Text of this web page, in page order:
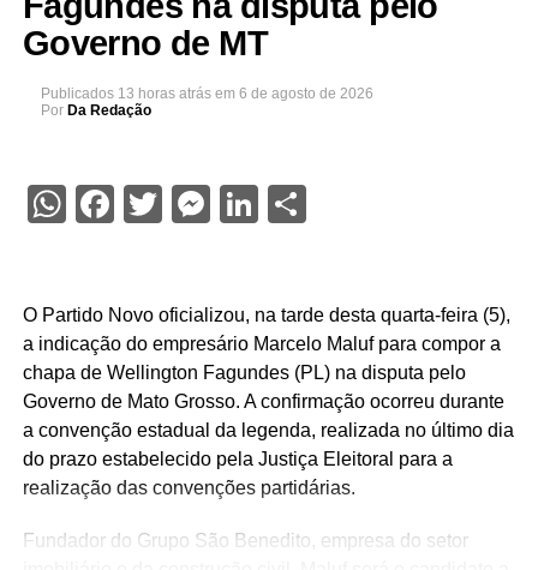
Governo de MT
Publicados 13 horas atrás em 6 de agosto de 2026
Por Da Redação
WhatsApp
Facebook
Twitter
Messenger
LinkedIn
Share
O Partido Novo oficializou, na tarde desta quarta-feira (5),
a indicação do empresário Marcelo Maluf para compor a
chapa de Wellington Fagundes (PL) na disputa pelo
Governo de Mato Grosso. A confirmação ocorreu durante
a convenção estadual da legenda, realizada no último dia
do prazo estabelecido pela Justiça Eleitoral para a
realização das convenções partidárias.
Fundador do Grupo São Benedito, empresa do setor